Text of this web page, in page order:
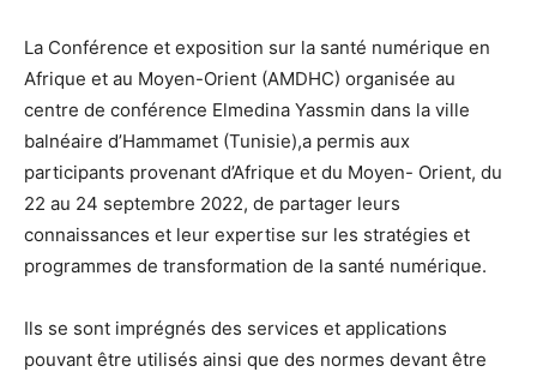
La Conférence et exposition sur la santé numérique en
Afrique et au Moyen-Orient (AMDHC) organisée au
centre de conférence Elmedina Yassmin dans la ville
balnéaire d’Hammamet (Tunisie),a permis aux
participants provenant d’Afrique et du Moyen- Orient, du
22 au 24 septembre 2022, de partager leurs
connaissances et leur expertise sur les stratégies et
programmes de transformation de la santé numérique.
Ils se sont imprégnés des services et applications
pouvant être utilisés ainsi que des normes devant être